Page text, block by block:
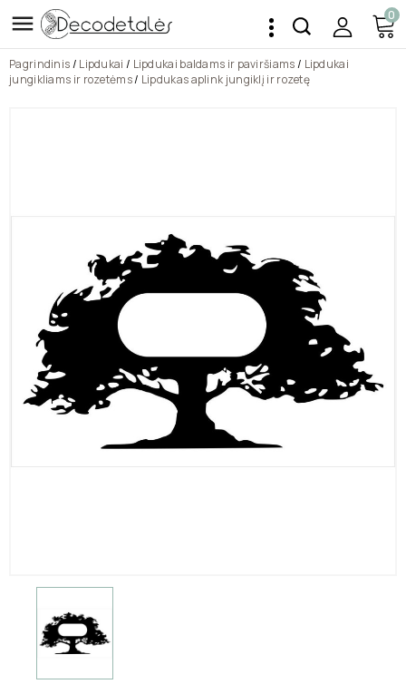
 0
Pagrindinis Lipdukai Lipdukai baldams ir paviršiams
Lipdukai
jungikliams ir rozetėms
Lipdukas aplink jungiklį ir rozetę